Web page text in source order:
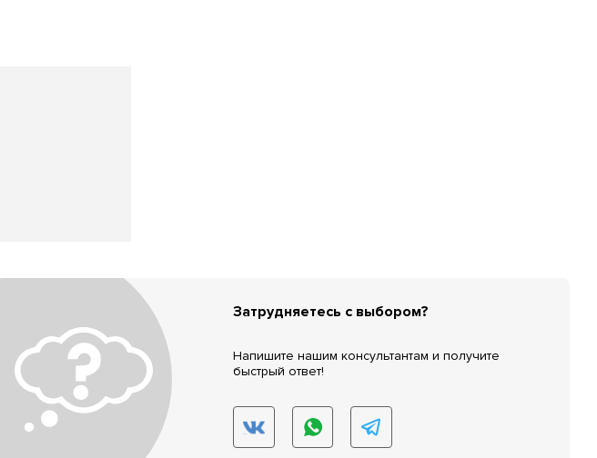
Затрудняетесь с выбором?
Напишите нашим консультантам и получите
быстрый ответ!